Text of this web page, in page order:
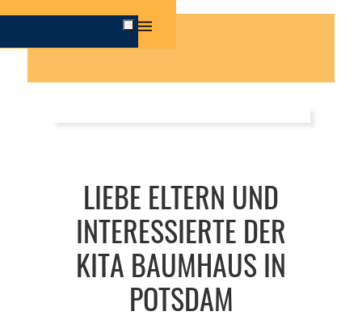
LIEBE ELTERN UND
INTERESSIERTE DER
KITA BAUMHAUS IN
POTSDAM